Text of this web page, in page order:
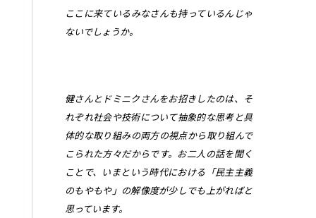
ここに来ているみなさんも持っているんじゃ
ないでしょうか。
健さんとドミニクさんをお招きしたのは、そ
れぞれ社会や技術について抽象的な思考と具
体的な取り組みの両方の視点から取り組んで
こられた方々だからです。お二人の話を聞く
ことで、いまという時代における「民主主義
のもやもや」の解像度が少しでも上がればと
思っています。